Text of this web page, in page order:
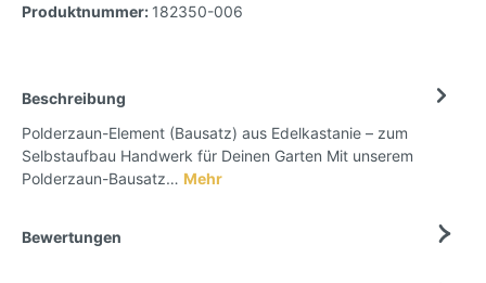
Produktnummer: 182350-006
Beschreibung
Polderzaun-Element (Bausatz) aus Edelkastanie – zum
Selbstaufbau Handwerk für Deinen Garten Mit unserem
Polderzaun-Bausatz… Mehr
Bewertungen